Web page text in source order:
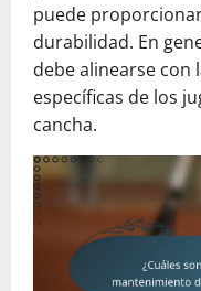
puede
durabilidad. En
debe alinearse con
específicas de los
cancha.